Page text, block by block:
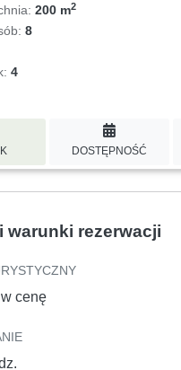
200 m2
8
4
DOSTĘPNOŚĆ
warunki rezerwacji
cenę